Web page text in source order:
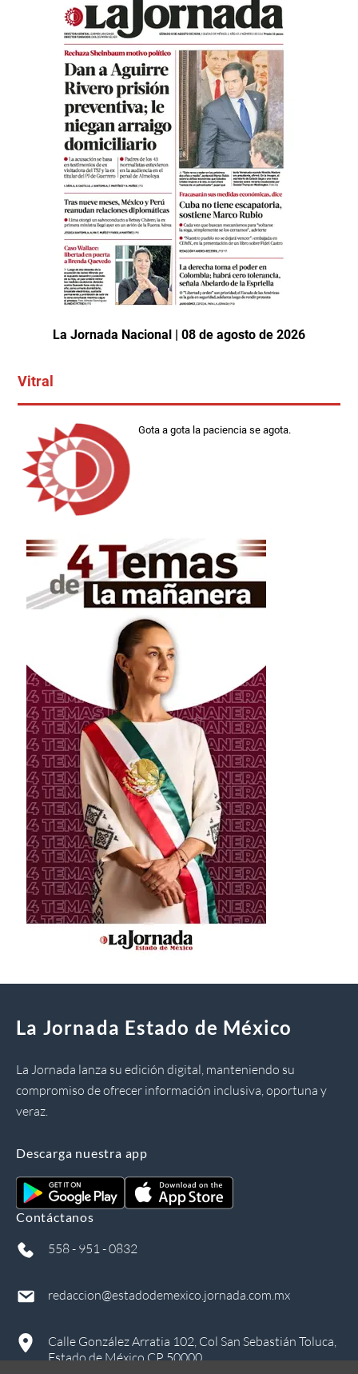
La Jornada Nacional | 08 de agosto de 2026
Vitral
Gota a gota la paciencia se agota.
La Jornada Estado de México
La Jornada lanza su edición digital, manteniendo su
compromiso de ofrecer información inclusiva, oportuna y
veraz.
Descarga nuestra app
Contáctanos
558 - 951 - 0832
redaccion@estadodemexico.jornada.com.mx
Calle González Arratia 102, Col San Sebastián Toluca,
Estado de México CP 50000